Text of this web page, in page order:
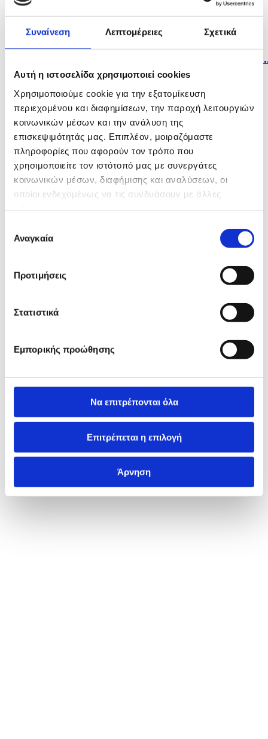
Συναίνεση Λεπτομέρειες Σχετικά
Αυτή η ιστοσελίδα χρησιμοποιεί cookies
Χρησιμοποιούμε cookie για την εξατομίκευση
περιεχομένου και διαφημίσεων, την παροχή λειτουργιών
κοινωνικών μέσων και την ανάλυση της
επισκεψιμότητάς μας. Επιπλέον, μοιραζόμαστε
πληροφορίες που αφορούν τον τρόπο που
χρησιμοποιείτε τον ιστότοπό μας με συνεργάτες
κοινωνικών μέσων, διαφήμισης και αναλύσεων, οι
οποίοι ενδεχομένως να τις συνδυάσουν με άλλες
των υπηρεσιών τους.
συγκατάθεσης
Αναγκαία
Προτιμήσεις
Στατιστικά
Εμπορικής προώθησης
Να επιτρέπονται όλα
Επιτρέπεται η επιλογή
Άρνηση
πριν 10 ώρες
Η Σόφια κατηγορεί το Κίεβο για το μη
πριν 11 ώρες
Λίβανος: Η Βηρυτός αναφέρει ισραηλινή εισβολή σε
ένα...